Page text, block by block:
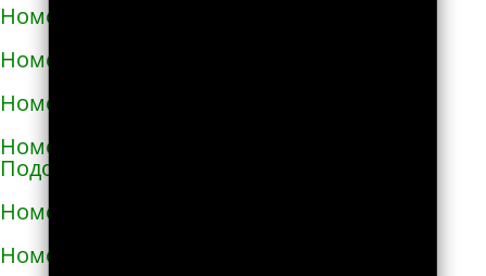
Номера телефонов такси в Мене
Номера телефонов такси в Миргороде
Номера телефонов такси в Мироновке
Номера телефонов такси в Могилёве-
Подольском
Номера телефонов такси в Мукачево
Номера телефонов такси в Надворной